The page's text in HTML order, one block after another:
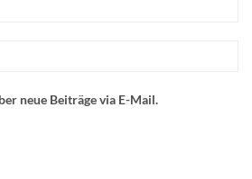
neue Beiträge via E-Mail.